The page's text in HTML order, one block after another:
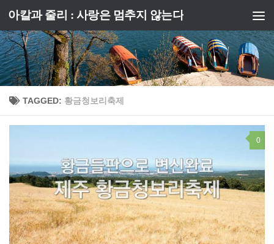
Skip to content
아칼과 줄리 : 사랑은 멈추지 않는다
TAGGED: 황금청보리축제
0